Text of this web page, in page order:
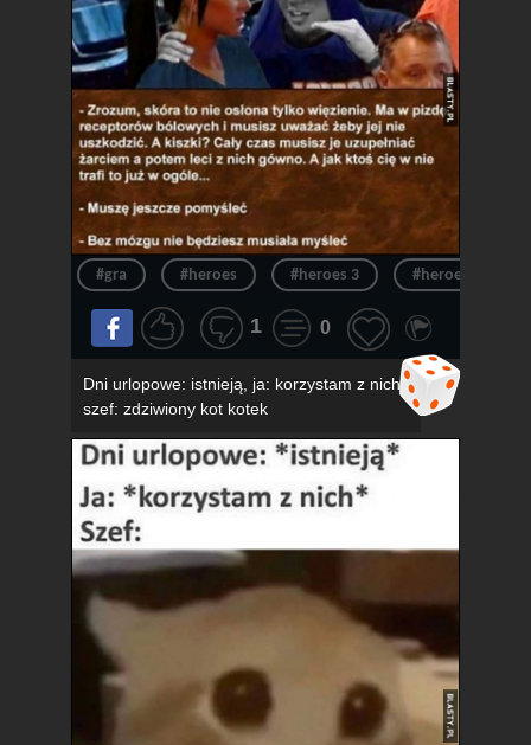
#gra #heroes #heroes 3 #heroes of
1 0
Dni urlopowe: istnieją, ja: korzystam z nich,
szef: zdziwiony kot kotek